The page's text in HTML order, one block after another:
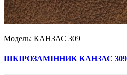
Модель: КАНЗАС 309
ШКІРОЗАМІННИК КАНЗАС 309